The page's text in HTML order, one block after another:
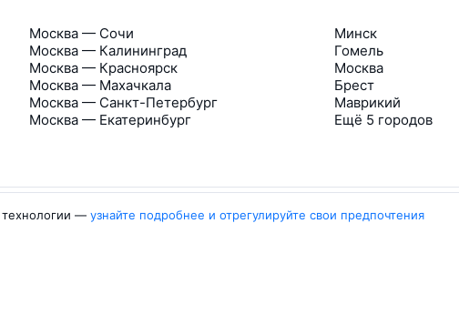
Москва — Сочи
Москва — Калининград
Москва — Красноярск
Москва — Махачкала
Москва — Санкт-Петербург
Москва — Екатеринбург
Минск
Гомель
Москва
Брест
Маврикий
Ещё 5 городов
— узнайте подробнее и отрегулируйте свои предпочтения